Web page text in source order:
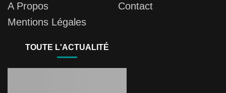
A Propos
Contact
Mentions Légales
TOUTE L'ACTUALITÉ